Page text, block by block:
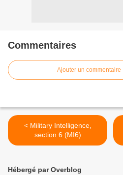
Commentaires
Ajouter un commentaire
< Military Intelligence,
section 6 (MI6)
Hébergé par Overblog